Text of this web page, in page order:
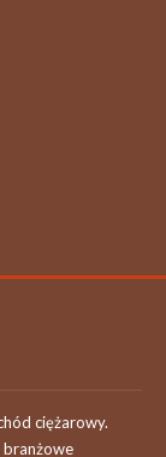
ciężarowy.
branżowe